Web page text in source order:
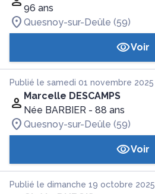
96 ans
Quesnoy-sur-Deûle (59)
Voir
Publié le samedi 01 novembre 2025
Marcelle DESCAMPS
Née BARBIER - 88 ans
Quesnoy-sur-Deûle (59)
Voir
Publié le dimanche 19 octobre 2025